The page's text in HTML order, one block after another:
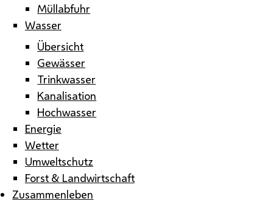
Müllabfuhr
Wasser
Übersicht
Gewässer
Trinkwasser
Kanalisation
Hochwasser
Energie
Wetter
Umweltschutz
Forst & Landwirtschaft
Zusammenleben